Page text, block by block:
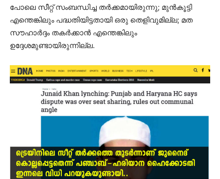
പോലെ സീറ്റ് സംബന്ധിച്ച തര്‍ക്കമായിരുന്നു; മുന്‍കൂട്ടി
എന്തെങ്കിലും പദ്ധതിയിട്ടതായി ഒരു തെളിവുമില്ല; മത
സൗഹാര്‍ദ്ദം തകര്‍ക്കാന്‍ എന്തെങ്കിലും
ഉദ്ദേശമുണ്ടായിരുന്നില്ല.